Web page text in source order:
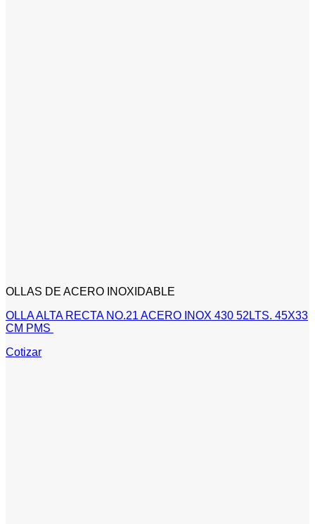
OLLAS DE ACERO INOXIDABLE
OLLA ALTA RECTA NO.21 ACERO INOX 430 52LTS. 45X33
CM PMS
Cotizar